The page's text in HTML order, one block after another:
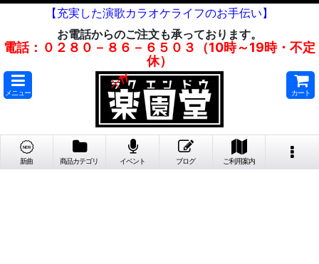
【充実した演歌カラオケライフのお手伝い】
お電話からのご注文も承っております。
電話：０２８０－８６－６５０３（10時～19時・不定
休）
メニュー カート
新曲 商品カテゴリ イベント ブログ ご利用案内